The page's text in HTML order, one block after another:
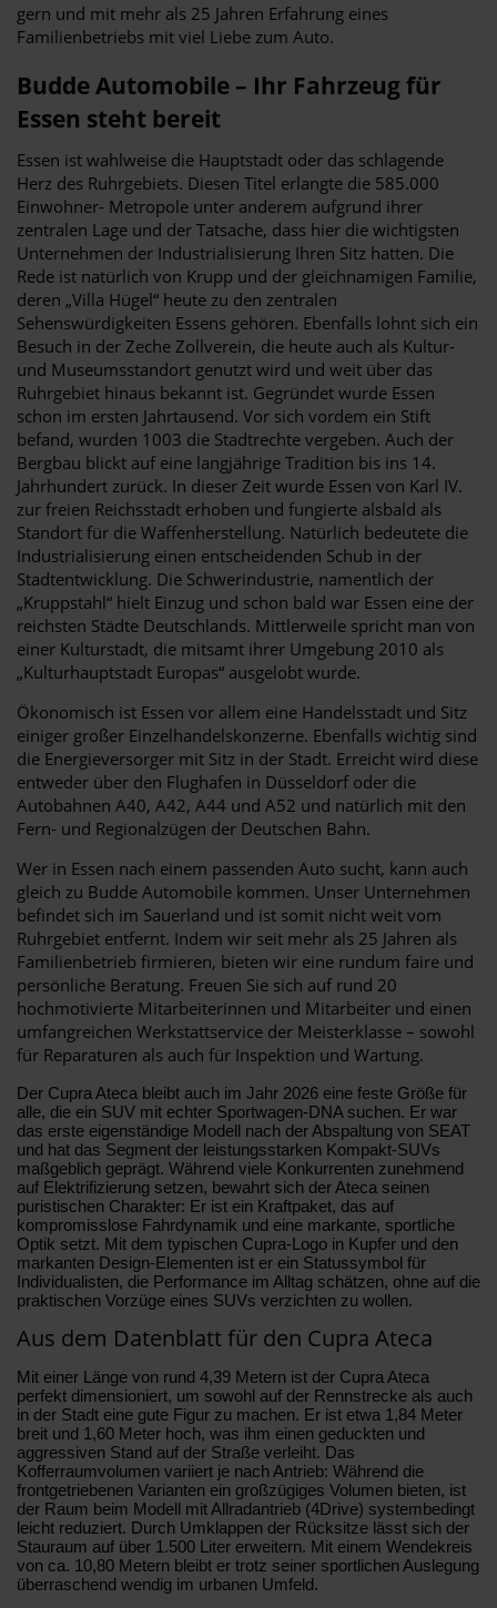
gern und mit mehr als 25 Jahren Erfahrung eines
Familienbetriebs mit viel Liebe zum Auto.
Budde Automobile – Ihr Fahrzeug für
Essen steht bereit
Essen ist wahlweise die Hauptstadt oder das schlagende
Herz des Ruhrgebiets. Diesen Titel erlangte die 585.000
Einwohner- Metropole unter anderem aufgrund ihrer
zentralen Lage und der Tatsache, dass hier die wichtigsten
Unternehmen der Industrialisierung Ihren Sitz hatten. Die
Rede ist natürlich von Krupp und der gleichnamigen Familie,
deren „Villa Hügel“ heute zu den zentralen
Sehenswürdigkeiten Essens gehören. Ebenfalls lohnt sich ein
Besuch in der Zeche Zollverein, die heute auch als Kultur-
und Museumsstandort genutzt wird und weit über das
Ruhrgebiet hinaus bekannt ist. Gegründet wurde Essen
schon im ersten Jahrtausend. Vor sich vordem ein Stift
befand, wurden 1003 die Stadtrechte vergeben. Auch der
Bergbau blickt auf eine langjährige Tradition bis ins 14.
Jahrhundert zurück. In dieser Zeit wurde Essen von Karl IV.
zur freien Reichsstadt erhoben und fungierte alsbald als
Standort für die Waffenherstellung. Natürlich bedeutete die
Industrialisierung einen entscheidenden Schub in der
Stadtentwicklung. Die Schwerindustrie, namentlich der
„Kruppstahl“ hielt Einzug und schon bald war Essen eine der
reichsten Städte Deutschlands. Mittlerweile spricht man von
einer Kulturstadt, die mitsamt ihrer Umgebung 2010 als
„Kulturhauptstadt Europas“ ausgelobt wurde.
Ökonomisch ist Essen vor allem eine Handelsstadt und Sitz
einiger großer Einzelhandelskonzerne. Ebenfalls wichtig sind
die Energieversorger mit Sitz in der Stadt. Erreicht wird diese
entweder über den Flughafen in Düsseldorf oder die
Autobahnen A40, A42, A44 und A52 und natürlich mit den
Fern- und Regionalzügen der Deutschen Bahn.
Wer in Essen nach einem passenden Auto sucht, kann auch
gleich zu Budde Automobile kommen. Unser Unternehmen
befindet sich im Sauerland und ist somit nicht weit vom
Ruhrgebiet entfernt. Indem wir seit mehr als 25 Jahren als
Familienbetrieb firmieren, bieten wir eine rundum faire und
persönliche Beratung. Freuen Sie sich auf rund 20
hochmotivierte Mitarbeiterinnen und Mitarbeiter und einen
umfangreichen Werkstattservice der Meisterklasse – sowohl
für Reparaturen als auch für Inspektion und Wartung.
Der Cupra Ateca bleibt auch im Jahr 2026 eine feste Größe für
alle, die ein SUV mit echter Sportwagen-DNA suchen. Er war
das erste eigenständige Modell nach der Abspaltung von SEAT
und hat das Segment der leistungsstarken Kompakt-SUVs
maßgeblich geprägt. Während viele Konkurrenten zunehmend
auf Elektrifizierung setzen, bewahrt sich der Ateca seinen
puristischen Charakter: Er ist ein Kraftpaket, das auf
kompromisslose Fahrdynamik und eine markante, sportliche
Optik setzt. Mit dem typischen Cupra-Logo in Kupfer und den
markanten Design-Elementen ist er ein Statussymbol für
Individualisten, die Performance im Alltag schätzen, ohne auf die
praktischen Vorzüge eines SUVs verzichten zu wollen.
Aus dem Datenblatt für den Cupra Ateca
Mit einer Länge von rund 4,39 Metern ist der Cupra Ateca
perfekt dimensioniert, um sowohl auf der Rennstrecke als auch
in der Stadt eine gute Figur zu machen. Er ist etwa 1,84 Meter
breit und 1,60 Meter hoch, was ihm einen geduckten und
aggressiven Stand auf der Straße verleiht. Das
Kofferraumvolumen variiert je nach Antrieb: Während die
frontgetriebenen Varianten ein großzügiges Volumen bieten, ist
der Raum beim Modell mit Allradantrieb (4Drive) systembedingt
leicht reduziert. Durch Umklappen der Rücksitze lässt sich der
Stauraum auf über 1.500 Liter erweitern. Mit einem Wendekreis
von ca. 10,80 Metern bleibt er trotz seiner sportlichen Auslegung
überraschend wendig im urbanen Umfeld.